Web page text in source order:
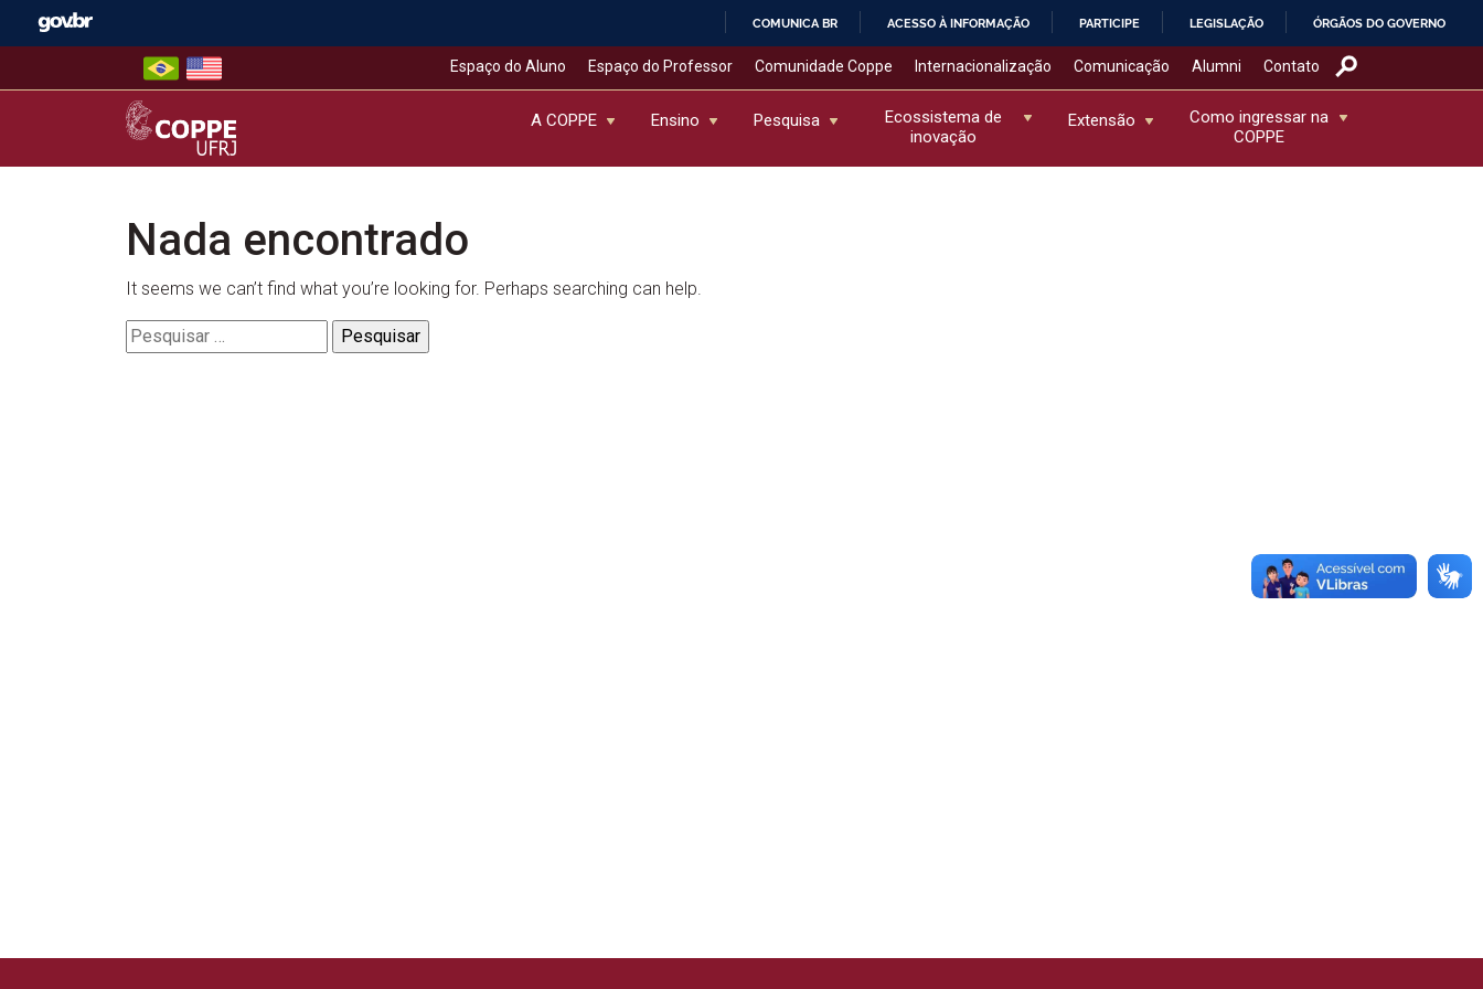
COMUNICA BR ACESSO À INFORMAÇÃO PARTICIPE LEGISLAÇÃO ÓRGÃOS DO GOVERNO
Espaço do Aluno Espaço do Professor Comunidade Coppe Internacionalização Comunicação Alumni Contato
COPPE – UFRJ
A COPPE Ensino Pesquisa
Ecossistema de
inovação
Extensão
Como ingressar na
COPPE
Nada encontrado
It seems we can’t find what you’re looking for. Perhaps searching can help.
Pesquisar
por: